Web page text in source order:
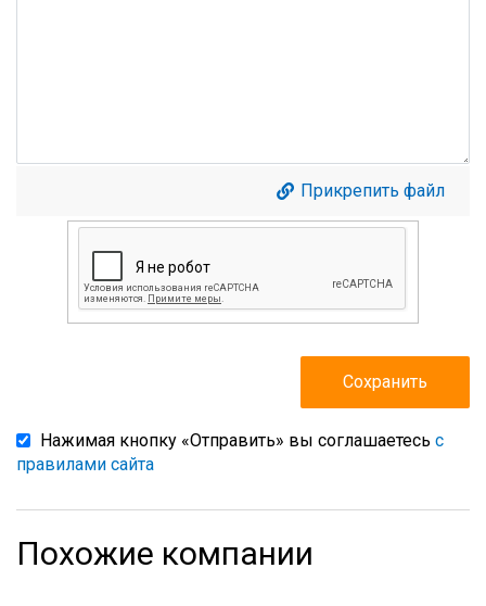
Прикрепить файл
Нажимая кнопку «Отправить» вы соглашаетесь с
правилами сайта
Похожие компании